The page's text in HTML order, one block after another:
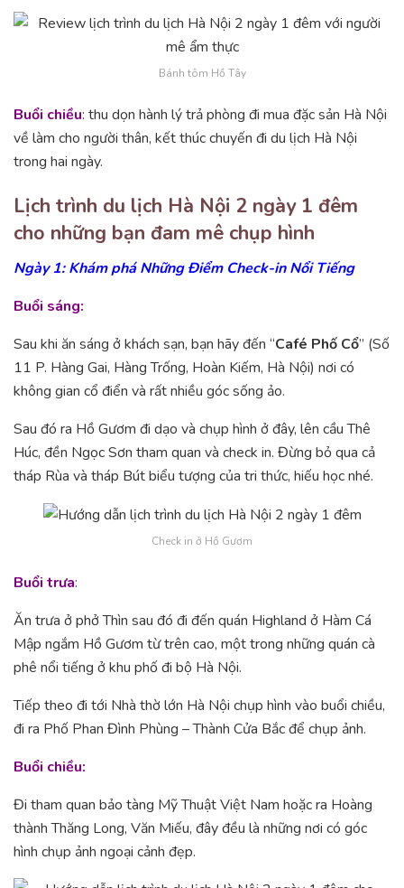
Bánh tôm Hồ Tây
Buổi chiều: thu dọn hành lý trả phòng đi mua đặc sản Hà Nội
về làm cho người thân, kết thúc chuyến đi du lịch Hà Nội
trong hai ngày.
Lịch trình du lịch Hà Nội 2 ngày 1 đêm
cho những bạn đam mê chụp hình
Ngày 1: Khám phá Những Điểm Check-in Nổi Tiếng
Buổi sáng:
Sau khi ăn sáng ở khách sạn, bạn hãy đến “Café Phố Cổ” (Số
11 P. Hàng Gai, Hàng Trống, Hoàn Kiếm, Hà Nội) nơi có
không gian cổ điển và rất nhiều góc sống ảo.
Sau đó ra Hồ Gươm đi dạo và chụp hình ở đây, lên cầu Thê
Húc, đền Ngọc Sơn tham quan và check in. Đừng bỏ qua cả
tháp Rùa và tháp Bút biểu tượng của tri thức, hiếu học nhé.
Check in ở Hồ Gươm
Buổi trưa:
Ăn trưa ở phở Thìn sau đó đi đến quán Highland ở Hàm Cá
Mập ngắm Hồ Gươm từ trên cao, một trong những quán cà
phê nổi tiếng ở khu phố đi bộ Hà Nội.
Tiếp theo đi tới Nhà thờ lớn Hà Nội chụp hình vào buổi chiều,
đi ra Phố Phan Đình Phùng – Thành Cửa Bắc để chụp ảnh.
Buổi chiều:
Đi tham quan bảo tàng Mỹ Thuật Việt Nam hoặc ra Hoàng
thành Thăng Long, Văn Miếu, đây đều là những nơi có góc
hình chụp ảnh ngoại cảnh đẹp.